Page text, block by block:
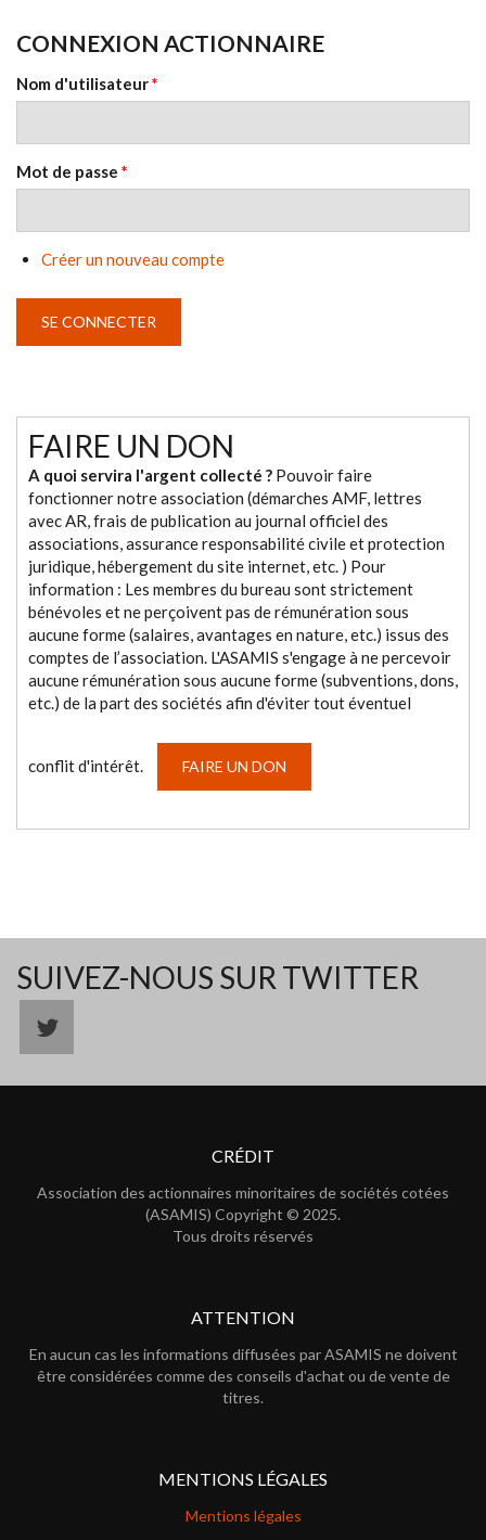
CONNEXION ACTIONNAIRE
Nom d'utilisateur*
Mot de passe *
Créer un nouveau compte
FAIRE UN DON
A quoi servira l'argent collecté ? Pouvoir faire
fonctionner notre association (démarches AMF, lettres
avec AR, frais de publication au journal officiel des
associations, assurance responsabilité civile et protection
juridique, hébergement du site internet, etc. ) Pour
information : Les membres du bureau sont strictement
bénévoles et ne perçoivent pas de rémunération sous
aucune forme (salaires, avantages en nature, etc.) issus des
comptes de l’association. L'ASAMIS s'engage à ne percevoir
aucune rémunération sous aucune forme (subventions, dons,
etc.) de la part des sociétés afin d'éviter tout éventuel
conflit d'intérêt. FAIRE UN DON
SUIVEZ-NOUS SUR TWITTER
CRÉDIT
Association des actionnaires minoritaires de sociétés cotées
(ASAMIS) Copyright © 2025.
Tous droits réservés
ATTENTION
En aucun cas les informations diffusées par ASAMIS ne doivent
être considérées comme des conseils d'achat ou de vente de
titres.
MENTIONS LÉGALES
Mentions légales